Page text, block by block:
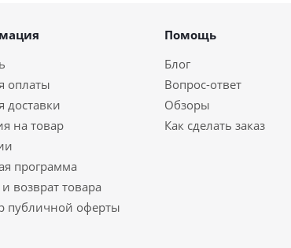
оплаты
доставки
на товар
программа
возврат товара
публичной оферты
Помощь
Блог
Вопрос-ответ
Обзоры
Как сделать заказ